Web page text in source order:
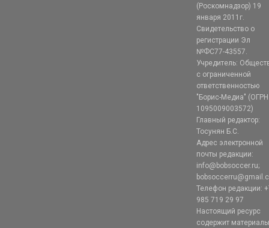
(Роскомнадзор) 19
января 2011г.
Свидетельство о
регистрации Эл
№ФС77-43557.
Учредитель:
с ограниченной
ответственностью
"Борис-Медиа" (ОГРН
1095009003572)
Главный редактор:
Тосунян Б.С.
Адрес электронной
почты редакции:
info@bobsoccer.ru;
Телефон редакции:
985 719 29 97
Настоящий ресурс
содержит